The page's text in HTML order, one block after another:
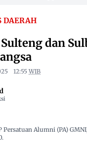
Tappidena
DAERAH
Sulteng dan
12:55 WIB
Persatuan Alumni (PA)